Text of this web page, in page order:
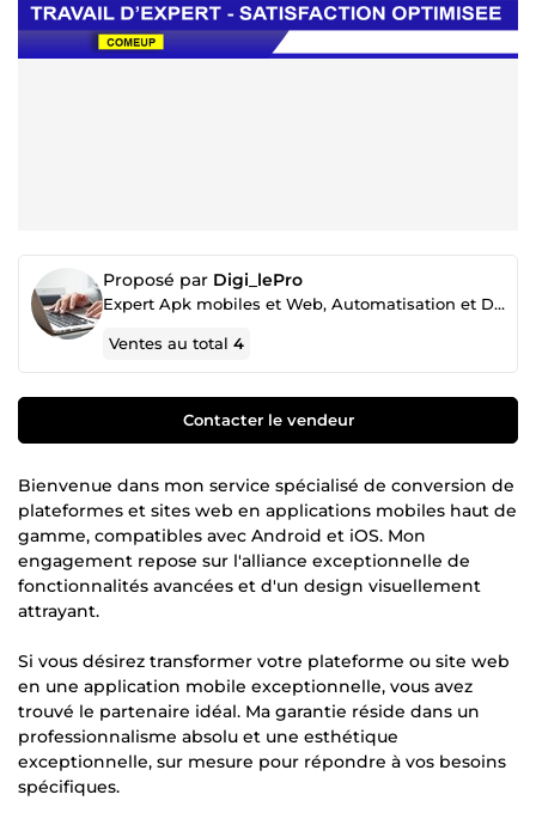
Proposé par Digi_lePro
Expert Apk mobiles et Web, Automatisation et Designs.
Ventes au total4
Contacter le vendeur
Bienvenue dans mon service spécialisé de conversion de
plateformes et sites web en applications mobiles haut de
gamme, compatibles avec Android et iOS. Mon
engagement repose sur l'alliance exceptionnelle de
fonctionnalités avancées et d'un design visuellement
attrayant.
Si vous désirez transformer votre plateforme ou site web
en une application mobile exceptionnelle, vous avez
trouvé le partenaire idéal. Ma garantie réside dans un
professionnalisme absolu et une esthétique
exceptionnelle, sur mesure pour répondre à vos besoins
spécifiques.